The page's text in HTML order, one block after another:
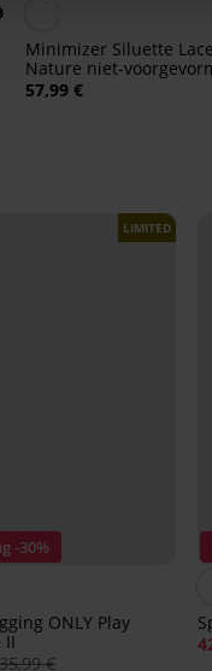
Minimizer Siluette Lace
Nature niet-
57,99 €
-30%
LIMITED
ONLY Play
II
€